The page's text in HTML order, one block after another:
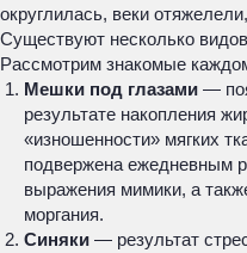
округлилась, веки
Существуют несколько
Рассмотрим знакомые
Мешки под глазами —
результате накопления
«изношенности» мягких
подвержена ежедневным
выражения мимики, а
моргания.
Синяки — результат